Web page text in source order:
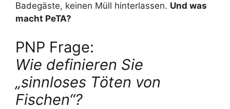
Badegäste, keinen Müll hinterlassen. Und was
macht PeTA?
PNP Frage:
Wie definieren Sie
„sinnloses Töten von
Fischen“?